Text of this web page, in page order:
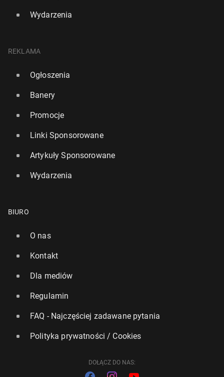
Wydarzenia
REKLAMA
Ogłoszenia
Banery
Promocje
Linki Sponsorowane
Artykuły Sponsorowane
Wydarzenia
BIURO
O nas
Kontakt
Dla mediów
Regulamin
FAQ - Najczęściej zadawane pytania
Polityka prywatności / Cookies
DOŁĄCZ DO NAS: